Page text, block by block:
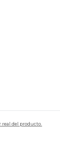
real del producto.